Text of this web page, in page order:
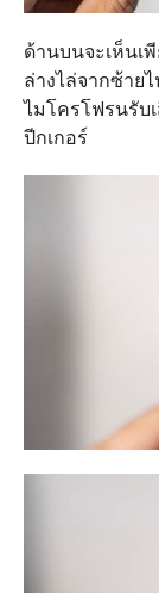
ด้านบนจะเห็นเ
ล่างไล่จากซ้าย
ไมโครโฟรนรับ
ปีกเกอร์